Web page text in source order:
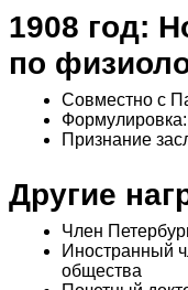
1908 год:
по
Совместно с
Признание
Другие
Член
Иностранный
общества